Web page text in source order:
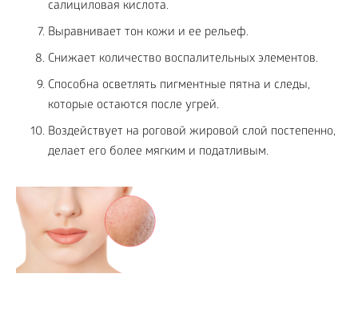
салициловая кислота.
Выравнивает тон кожи и ее рельеф.
Снижает количество воспалительных элементов.
Способна осветлять пигментные пятна и следы,
которые остаются после угрей.
Воздействует на роговой жировой слой постепенно,
делает его более мягким и податливым.